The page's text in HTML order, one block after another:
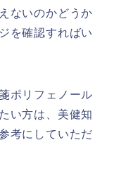
ないのかどうか
を確認すればい
ポリフェノール
い方は、美健知
考にしていただ